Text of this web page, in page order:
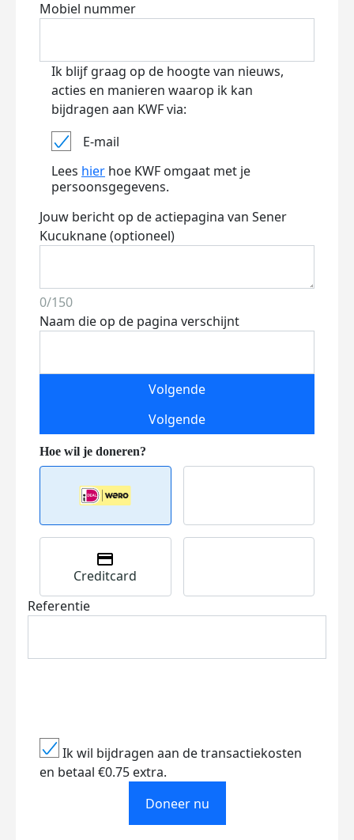
Mobiel nummer
Ik blijf graag op de hoogte van nieuws,
acties en manieren waarop ik kan
bijdragen aan KWF via:
E-mail
Lees hier hoe KWF omgaat met je
persoonsgegevens.
Jouw bericht op de actiepagina van Sener
Kucuknane (optioneel)
0/150
Naam die op de pagina verschijnt
Volgende
Volgende
Creditcard
Referentie
Ik wil bijdragen aan de transactiekosten
en betaal €0.75 extra.
Doneer nu